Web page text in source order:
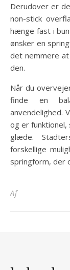
Derudover er
non-stick
hænge fast i
ønsker en
det nemmere
den.
Når du
finde en
anvendelighed.
og er
glæde.
forskellige
springform, der
Af